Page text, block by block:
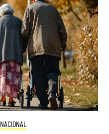
NACIONAL